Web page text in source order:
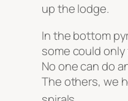
up the lodge.
In the bottom
some could
No one can do
The others, we